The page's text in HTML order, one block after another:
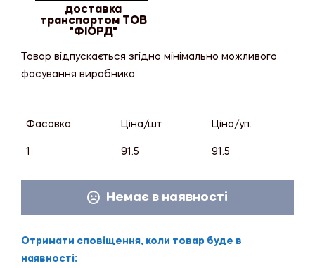
доставка
транспортом ТОВ
"ФІОРД"
Товар відпускається згідно мінімально можливого
фасування виробника
Фасовка Ціна/шт. Ціна/уп.
1 91.5 91.5
Немає в наявності
Отримати сповіщення, коли товар буде в
наявності: